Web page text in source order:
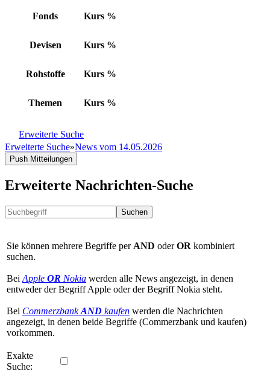
Fonds Kurs %
Devisen Kurs %
Rohstoffe Kurs %
Themen Kurs %
Erweiterte Suche
Erweiterte Suche»News vom 14.05.2026
Push Mitteilungen
Erweiterte Nachrichten-Suche
Suchen
Sie können mehrere Begriffe per AND oderOR kombiniert
suchen.
Bei Apple OR Nokia werden alle News angezeigt, in denen
entweder der Begriff Apple oder der Begriff Nokia steht.
Bei CommerzbankAND kaufen werden die Nachrichten
angezeigt, in denen beide Begriffe (Commerzbank und kaufen)
vorkommen.
Exakte
Suche: